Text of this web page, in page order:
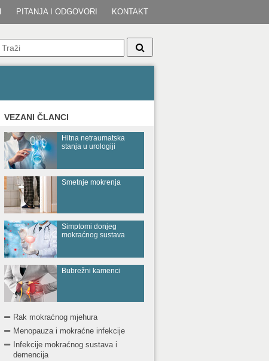
PITANJA I ODGOVORI KONTAKT
VEZANI ČLANCI
Hitna netraumatska
stanja u urologiji
Smetnje mokrenja
Simptomi donjeg
mokraćnog sustava
Bubrežni kamenci
Rak mokraćnog mjehura
Menopauza i mokraćne infekcije
Infekcije mokraćnog sustava i
demencija